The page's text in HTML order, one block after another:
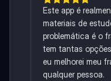
Este app é
materiais de
problemática é o
tem tantas
eu melhorei meu
qualquer pessoa.